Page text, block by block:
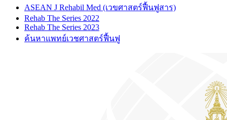
ASEAN J Rehabil Med (เวขศาสตร์ฟื้นฟูสาร)
Rehab The Series 2022
Rehab The Series 2023
ค้นหาแพทย์เวชศาสตร์ฟื้นฟู